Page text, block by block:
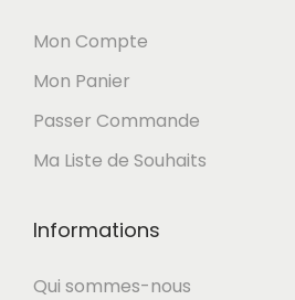
Mon Compte
Mon Panier
Passer Commande
Ma Liste de Souhaits
Informations
Qui sommes-nous